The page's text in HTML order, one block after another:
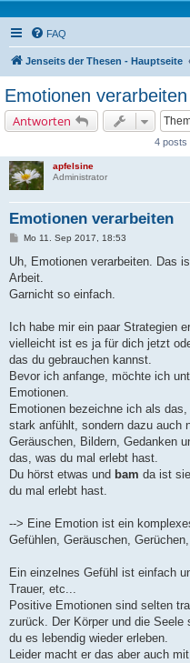
FAQ
Jenseits der Thesen - Hauptseite
Emotionen verarbeiten
Antworten
4 posts
apfelsine
Administrator
Emotionen verarbeiten
B
i
r
a
Mo 11. Sep 2017, 18:53
Uh, Emotionen verarbeiten. Das
Arbeit.
Garnicht so einfach.
Ich habe mir ein paar Strategien
vielleicht ist es ja für dich jetzt
das du gebrauchen kannst.
Bevor ich anfange, möchte ich
Emotionen.
Emotionen bezeichne ich als
stark anfühlt, sondern dazu auch
Geräuschen, Bildern, Gedanken
das, was du mal erlebt hast.
Du hörst etwas und bam da ist
du mal erlebt hast.
--> Eine Emotion ist ein
Gefühlen, Geräuschen,
Ein einzelnes Gefühl ist einfach
Trauer, etc...
Positive Emotionen sind selten
zurück. Der Körper und die
du es lebendig wieder erleben.
Leider macht er das aber auch